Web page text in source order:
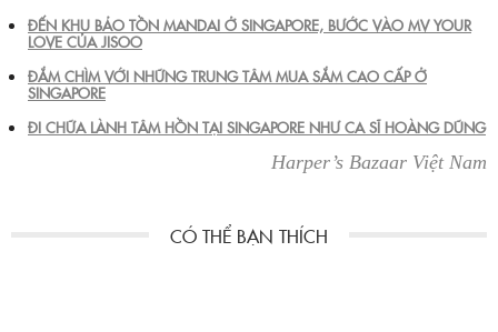
ĐẾN KHU BẢO TỒN MANDAI Ở SINGAPORE, BƯỚC VÀO MV YOUR
LOVE CỦA JISOO
ĐẮM CHÌM VỚI NHỮNG TRUNG TÂM MUA SẮM CAO CẤP Ở
SINGAPORE
ĐI CHỮA LÀNH TÂM HỒN TẠI SINGAPORE NHƯ CA SĨ HOÀNG DŨNG
Harper’s Bazaar Việt Nam